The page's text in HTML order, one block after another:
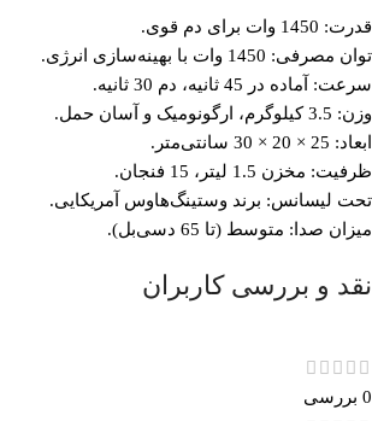
قدرت: 1450 وات برای دم قوی.
توان مصرفی: 1450 وات با بهینه‌سازی انرژی.
سرعت: آماده در 45 ثانیه، دم 30 ثانیه.
وزن: 3.5 کیلوگرم، ارگونومیک و آسان حمل.
ابعاد: 25 × 20 × 30 سانتی‌متر.
ظرفیت: مخزن 1.5 لیتر، 15 فنجان.
تحت لیسانس: برند وستینگ‌هاوس آمریکایی.
میزان صدا: متوسط (تا 65 دسی‌بل).
نقد و بررسی کاربران
0 بررسی